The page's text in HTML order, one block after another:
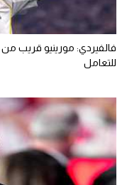
فالفيردي: مورينيو قريب
للتعامل